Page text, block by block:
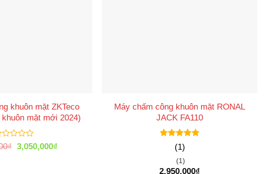
khuôn mặt ZKTeco
khuôn mặt mới 2024)
₫ Giá
3,050,000₫Giá
Máy chấm công khuôn mặt RONAL
JACK FA110
Được xếp
hạng55
(1)
(1)
2,950,000₫